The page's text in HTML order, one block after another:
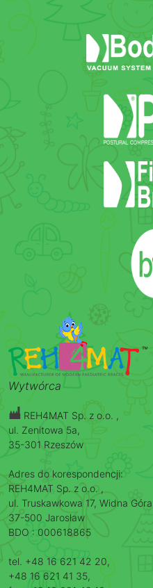
Wytwórca
REH4MAT Sp. z o.o. ,
ul. Zenitowa 5a,
35-301 Rzeszów
Adres do korespondencji:
REH4MAT Sp. z o.o. ,
ul. Truskawkowa 17, Widna
37-500 Jarosław
BDO : 000618865
tel. +48 16 621 42 20,
+48 16 621 41 35,